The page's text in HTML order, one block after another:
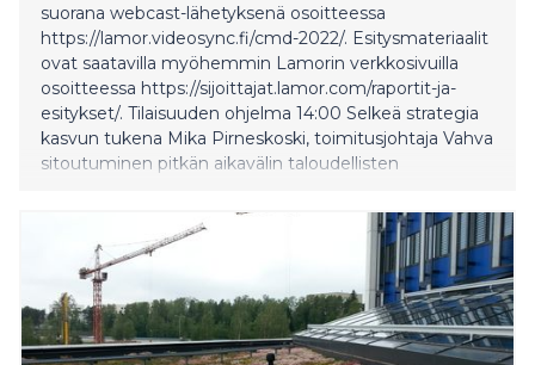
suorana webcast-lähetyksenä osoitteessa
https://lamor.videosync.fi/cmd-2022/. Esitysmateriaalit
ovat saatavilla myöhemmin Lamorin verkkosivuilla
osoitteessa https://sijoittajat.lamor.com/raportit-ja-
esitykset/. Tilaisuuden ohjelma 14:00 Selkeä strategia
kasvun tukena Mika Pirneskoski, toimitusjohtaja Vahva
sitoutuminen pitkän aikavälin taloudellisten
talousjohtaja Kysymyksiä ja vastauksia Lähi-itä
voimakkaan kasvun ajurina Pentti Korjonen, johtaja,
Lähi-itä ja Afrikka Päivitetty projektitoimitusmalli
laadukkaiden toimitusten varmentajana Johan Grö